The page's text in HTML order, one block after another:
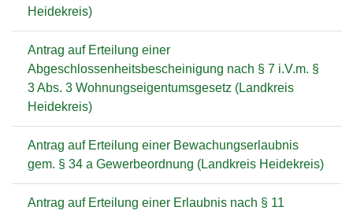
Heidekreis)
Antrag auf Erteilung einer
Abgeschlossenheitsbescheinigung nach § 7 i.V.m. §
3 Abs. 3 Wohnungseigentumsgesetz (Landkreis
Heidekreis)
Antrag auf Erteilung einer Bewachungserlaubnis
gem. § 34 a Gewerbeordnung (Landkreis Heidekreis)
Antrag auf Erteilung einer Erlaubnis nach § 11